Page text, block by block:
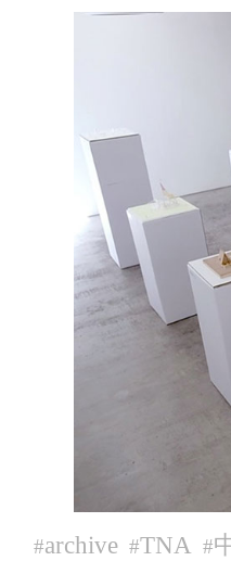
#archive #TNA #